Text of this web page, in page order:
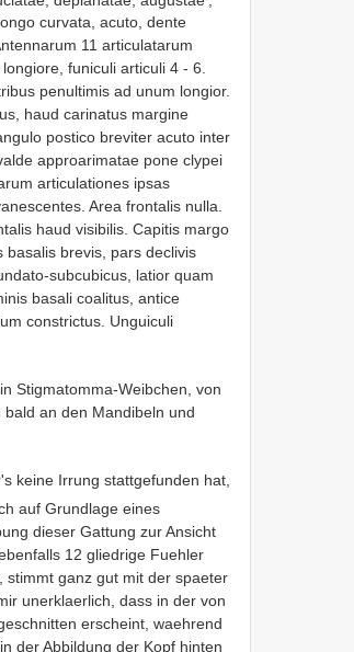
curvata, acuto, dente
11 articulatarum
funiculi articuli 4 - 6.
penultimis ad unum longior.
haud carinatus margine
postico breviter acuto inter
approarimatae pone clypei
articulationes ipsas
Area frontalis nulla.
haud visibilis. Capitis margo
brevis, pars declivis
subcubicus, latior quam
basali coalitus, antice
constrictus. Unguiculi
Stigmatomma-Weibchen, von
an den Mandibeln und
keine Irrung stattgefunden hat,
auf Grundlage eines
dieser Gattung zur Ansicht
12 gliedrige Fuehler
stimmt ganz gut mit der spaeter
unerklaerlich, dass in der von
erscheint, waehrend
der Abbildung der Kopf hinten